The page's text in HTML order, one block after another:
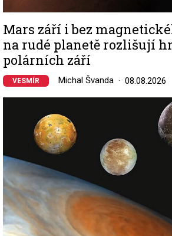
Mars září i bez
na rudé planetě rozlišují
polárních září
VESMÍR Michal Švanda 08.08.2026